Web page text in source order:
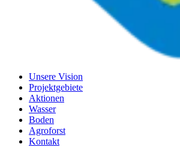
Unsere Vision
Projektgebiete
Aktionen
Wasser
Boden
Agroforst
Kontakt